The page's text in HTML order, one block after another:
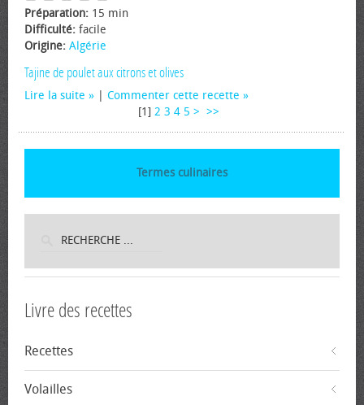
Préparation: 15 min
Difficulté: facile
Origine: Algérie
Tajine de poulet aux citrons et olives
Lire la suite
Commenter cette recette
[1] 2 3 4 5 > >>
Termes culinaires
Livre des recettes
Recettes
Volailles